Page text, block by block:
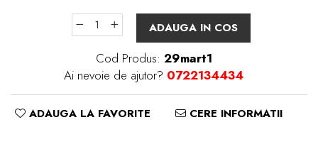
ADAUGA IN COS
Cod Produs: 29mart1
Ai nevoie de ajutor? 0722134434
ADAUGA LA FAVORITE CERE INFORMATII